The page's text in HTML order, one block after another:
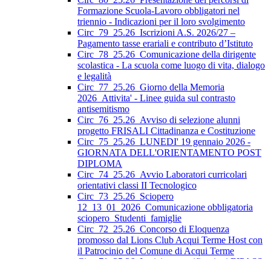
Formazione Scuola-Lavoro obbligatori nel
triennio - Indicazioni per il loro svolgimento
Circ_79_25.26_Iscrizioni A.S. 2026/27 –
Pagamento tasse erariali e contributo d’Istituto
Circ_78_25.26_Comunicazione della dirigente
scolastica - La scuola come luogo di vita, dialogo
e legalità
Circ_77_25.26_Giorno della Memoria
2026_Attivita' - Linee guida sul contrasto
antisemitismo
Circ_76_25.26_Avviso di selezione alunni
progetto FRISALI Cittadinanza e Costituzione
Circ_75_25.26_LUNEDI' 19 gennaio 2026 -
GIORNATA DELL'ORIENTAMENTO POST
DIPLOMA
Circ_74_25.26_Avvio Laboratori curricolari
orientativi classi II Tecnologico
Circ_73_25.26_Sciopero
12_13_01_2026_Comunicazione obbligatoria
sciopero_Studenti_famiglie
Circ_72_25.26_Concorso di Eloquenza
promosso dal Lions Club Acqui Terme Host con
il Patrocinio del Comune di Acqui Terme